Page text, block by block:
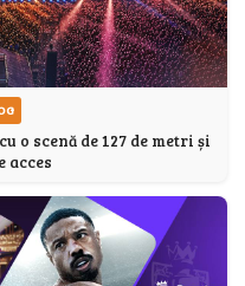
o scenă de 127 de metri și
acces